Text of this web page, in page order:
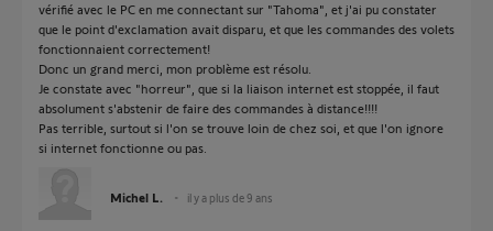
vérifié avec le PC en me connectant sur "Tahoma", et j'ai pu constater
que le point d'exclamation avait disparu, et que les commandes des volets
fonctionnaient correctement!
Donc un grand merci, mon problème est résolu.
Je constate avec "horreur", que si la liaison internet est stoppée, il faut
absolument s'abstenir de faire des commandes à distance!!!!
Pas terrible, surtout si l'on se trouve loin de chez soi, et que l'on ignore
si internet fonctionne ou pas.
Michel L. il y a plus de 9 ans